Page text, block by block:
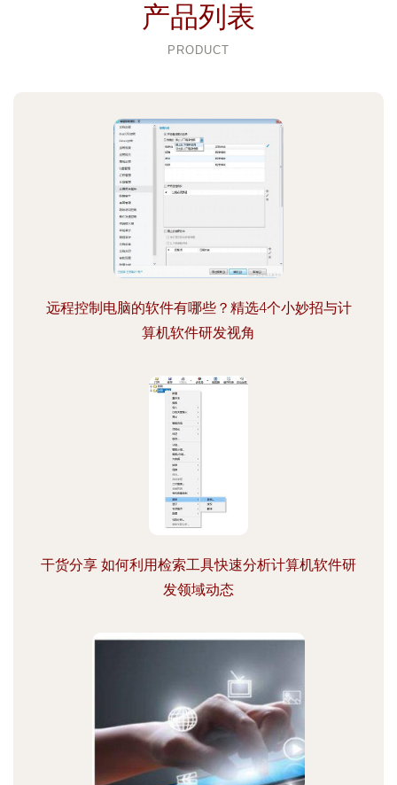
产品列表
PRODUCT
远程控制电脑的软件有哪些？精选4个小妙招与计
算机软件研发视角
干货分享 如何利用检索工具快速分析计算机软件研
发领域动态